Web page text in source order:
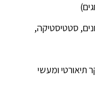
סטטיסטיקה,
ומעשי